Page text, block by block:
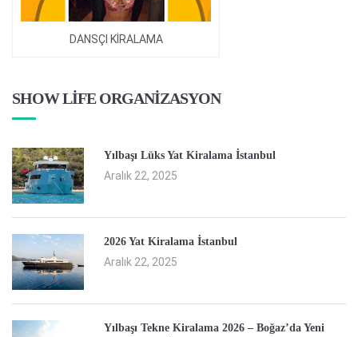
DANSÇI KİRALAMA
SHOW LİFE ORGANİZASYON
Yılbaşı Lüks Yat Kiralama İstanbul
Aralık 22, 2025
2026 Yat Kiralama İstanbul
Aralık 22, 2025
Yılbaşı Tekne Kiralama 2026 – Boğaz’da Yeni